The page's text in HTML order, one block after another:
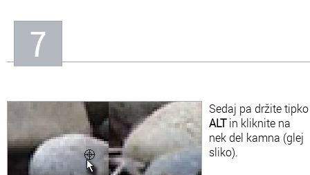
7
Sedaj pa držite tipko
ALTin kliknite na
nek del kamna (glej
sliko).